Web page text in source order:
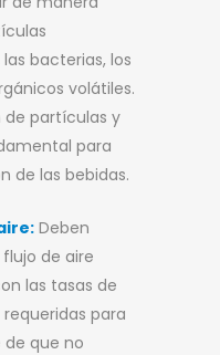
bacterias, los
volátiles.
partículas y
para
de las bebidas.
Deben
de aire
las tasas de
para
de que no